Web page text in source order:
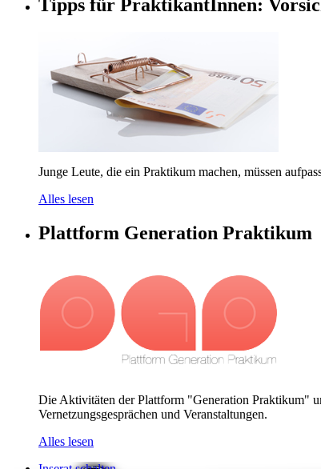
Tipps für PraktikantInnen:
Junge Leute, die ein Praktikum machen, müssen
Alles lesen
Plattform Generation Praktikum
Die Aktivitäten der Plattform "Generation Praktikum"
Vernetzungsgesprächen und Veranstaltungen.
Alles lesen